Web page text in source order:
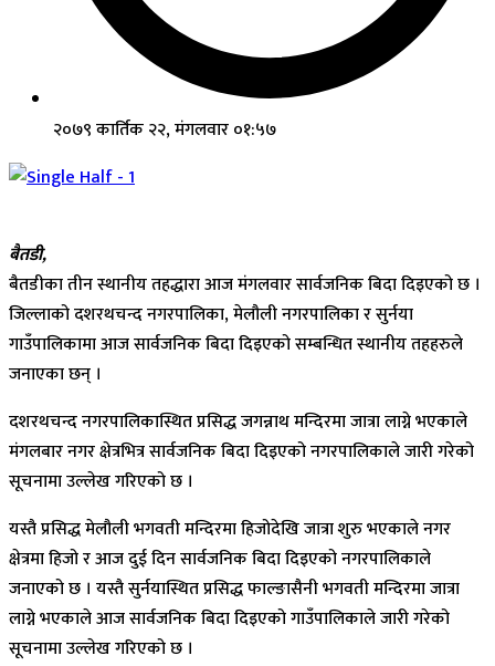
२०७९ कार्तिक २२, मंगलवार ०१:५७
बैतडी,
बैतडीका तीन स्थानीय तहद्धारा आज मंगलवार सार्वजनिक बिदा दिइएको छ ।
जिल्लाको दशरथचन्द नगरपालिका, मेलौली नगरपालिका र सुर्नया
गाउँपालिकामा आज सार्वजनिक बिदा दिइएको सम्बन्धित स्थानीय तहहरुले
जनाएका छन् ।
दशरथचन्द नगरपालिकास्थित प्रसिद्ध जगन्नाथ मन्दिरमा जात्रा लाग्ने भएकाले
मंगलबार नगर क्षेत्रभित्र सार्वजनिक बिदा दिइएको नगरपालिकाले जारी गरेको
सूचनामा उल्लेख गरिएको छ ।
यस्तै प्रसिद्ध मेलौली भगवती मन्दिरमा हिजोदेखि जात्रा शुरु भएकाले नगर
क्षेत्रमा हिजो र आज दुई दिन सार्वजनिक बिदा दिइएको नगरपालिकाले
जनाएको छ । यस्तै सुर्नयास्थित प्रसिद्ध फाल्ङासैनी भगवती मन्दिरमा जात्रा
लाग्ने भएकाले आज सार्वजनिक बिदा दिइएको गाउँपालिकाले जारी गरेको
सूचनामा उल्लेख गरिएको छ ।